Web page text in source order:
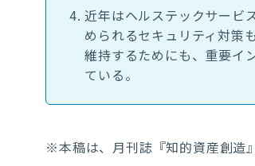
近年はヘルステックサービ
められるセキュリティ対策
維持するためにも、重要イ
ている。
※本稿は、月刊誌『知的資産創造』